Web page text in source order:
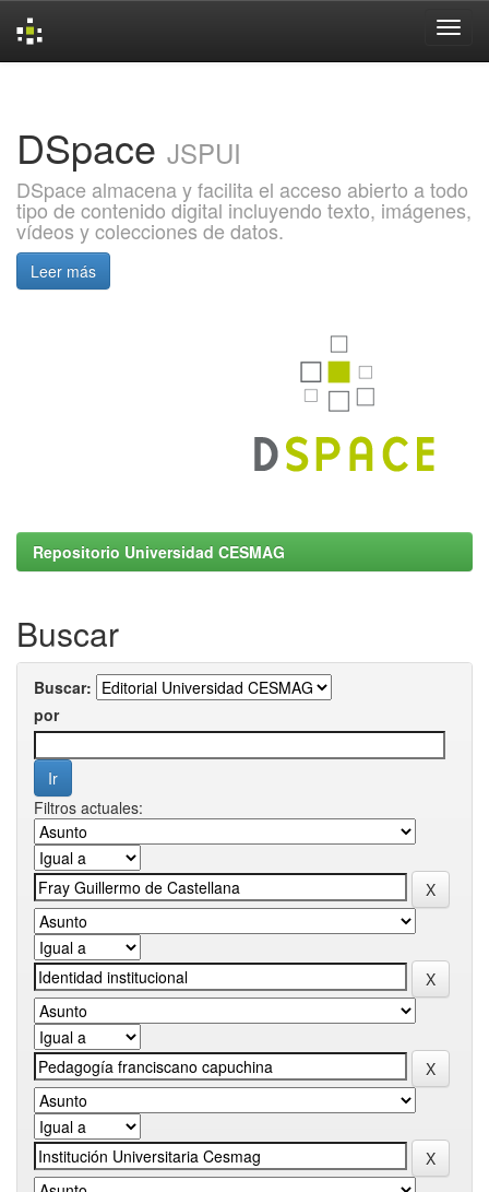
DSpace JSPUI
DSpace almacena y facilita el acceso abierto a todo
tipo de contenido digital incluyendo texto, imágenes,
vídeos y colecciones de datos.
Leer más
Repositorio Universidad CESMAG
Buscar
Buscar:
por
Filtros actuales: